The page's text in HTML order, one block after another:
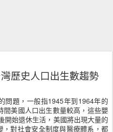
歷史人口出生數趨勢
問題，一般指1945年到1964年的
美國人口出生數量較高，這些嬰
開始退休生活，美國將出現大量的
對社會安全制度與醫療體系，都